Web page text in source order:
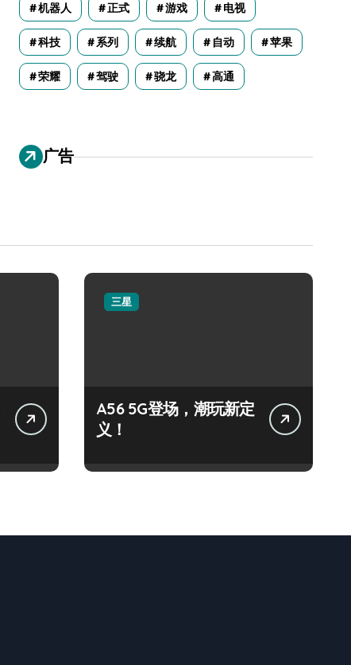
机器人 正式 游戏 电视
科技 系列 续航 自动 苹果
荣耀 驾驶 骁龙 高通
广告
三星
A56 5G登场，潮玩新定
义！